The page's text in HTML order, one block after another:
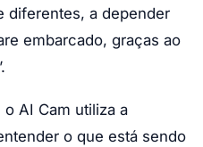
diferentes, a depender
embarcado, graças ao
AI Cam utiliza a
o que está sendo